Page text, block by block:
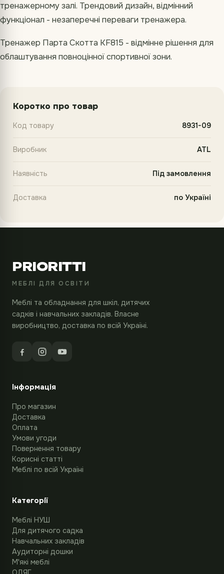
тренажерному залі. Трендовий дизайн, відмінний
функціонал - незаперечні переваги тренажера.
Тренажер Парта Скотта KF815 - відмінне рішення для
облаштування повноцінної спортивної зони.
Коротко про товар
Код товару 8931-09
Виробник ATL
Наявність Під замовлення
Доставка по Україні
PRIORITTI
МЕБЛІ ДЛЯ ОСВІТИ
Меблі та обладнання для шкіл, дитячих
садків і навчальних закладів. Власне
виробництво, доставка по всій Україні.
Інформація
Про магазин
Доставка
Оплата
Умови угоди
Повернення товару
Корисні статті
Меблі по всій Україні
Категорії
Меблі НУШ
Для дитячого садка
Навчальних закладів
Аудиторні дошки
М'які меблі